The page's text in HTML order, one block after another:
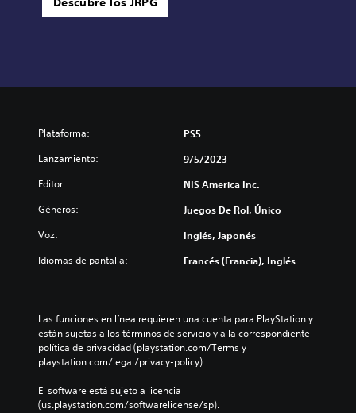
Plataforma: PS5
Lanzamiento: 9/5/2023
Editor: NIS America Inc.
Géneros: Juegos De Rol, Único
Voz: Inglés, Japonés
Idiomas de pantalla: Francés (Francia), Inglés
Las funciones en línea requieren una cuenta para PlayStation y
están sujetas a los términos de servicio y a la correspondiente
política de privacidad (playstation.com/Terms y
playstation.com/legal/privacy-policy).
El software está sujeto a licencia
(us.playstation.com/softwarelicense/sp).